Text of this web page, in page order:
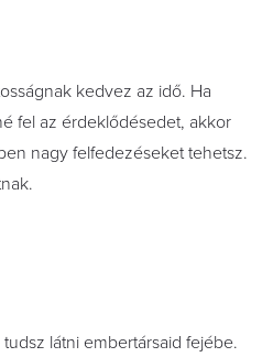
kedvez az idő. Ha
fel az érdeklődésedet, akkor
nagy felfedezéseket tehetsz.
látni embertársaid fejébe.